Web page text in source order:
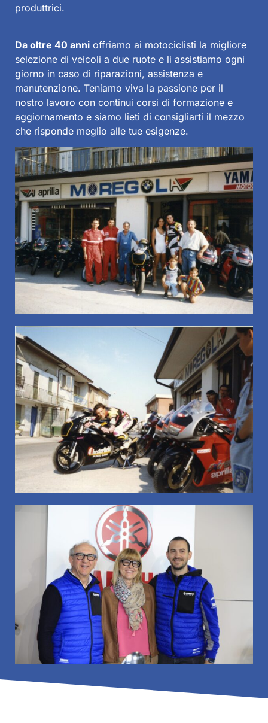
produttrici.
Da oltre 40 anni offriamo ai motociclisti la migliore
selezione di veicoli a due ruote e li assistiamo ogni
giorno in caso di riparazioni, assistenza e
manutenzione. Teniamo viva la passione per il
nostro lavoro con continui corsi di formazione e
aggiornamento e siamo lieti di consigliarti il mezzo
che risponde meglio alle tue esigenze.